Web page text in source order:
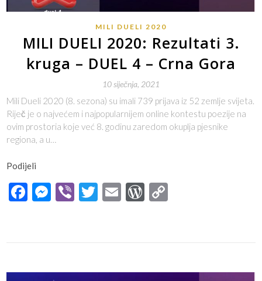
MILI DUELI 2020
MILI DUELI 2020: Rezultati 3.
kruga – DUEL 4 – Crna Gora
10 siječnja, 2021
Mili Dueli 2020 (8. sezona) su imali 739 prijava iz 52 zemlje svijeta.
Riječ je o najvećem i najpopularnijem online kontestu poezije na
ovim prostoria koje već 8. godinu zaredom okuplja pjesnike
regiona, a u…
Podijeli
Facebook
Messenger
ViberTwitter
EmailWordPress